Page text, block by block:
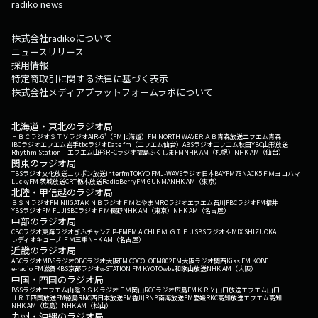
radiko news
株式会社radikoについて
ニュースリリース
採用情報
特定商取引に関する法律に基づく表示
株式会社メディアプラットフォームラボについて
北海道・東北のラジオ局
ＨＢＣラジオＳＴＶラジオAIR-G'（FM北海道） FM NORTH WAVEＲＡＢ青森放送エフエム青森
IBCラジオエフエム岩手tbcラジオDate fm（エフエム仙台） ABSラジオエフエム秋田YBC山形放送
Rhythm Station エフエム山形RFCラジオ福島ふくしまFMNHK AM（札幌） NHK AM（仙台）
関東のラジオ局
TBSラジオ文化放送ニッポン放送interfmTOKYO FMJ-WAVEラジオ日本BAYFM78NACK5 ＦＭヨコハマ
LuckyFM 茨城放送CRT栃木放送RadioBerryFM GUNMANHK AM（東京）
北陸・甲信越のラジオ局
ＢＳＮラジオFM NIIGATAＫＮＢラジオ ＦＭとやまMROラジオエフエム石川FBCラジオFM福井
YBSラジオFM FUJISBCラジオ ＦＭ長野NHK AM（東京） NHK AM（名古屋）
中部のラジオ局
CBCラジオ東海ラジオぎふチャンZIP-FMFM AICHI ＦＭ ＧＩＦＵ SBSラジオK-MIX SHIZUOKA
レディオキューブ ＦＭ三重NHK AM（名古屋）
近畿のラジオ局
ABCラジオMBSラジオOBCラジオ大阪FM COCOLOFM802FM大阪ラジオ関西Kiss FM KOBE
e-radio FM滋賀KBS京都ラジオα-STATION FM KYOTOwbs和歌山放送NHK AM（大阪）
中国・四国のラジオ局
BSSラジオエフエム山陰ＲＳＫラジオ ＦＭ岡山RCCラジオ広島FM ＫＲＹ山口放送エフエム山口
ＪＲＴ四国放送FM徳島RNC西日本放送FM香川RNB南海放送FM愛媛RKC高知放送エフエム高知
NHK AM（広島） NHK AM（松山）